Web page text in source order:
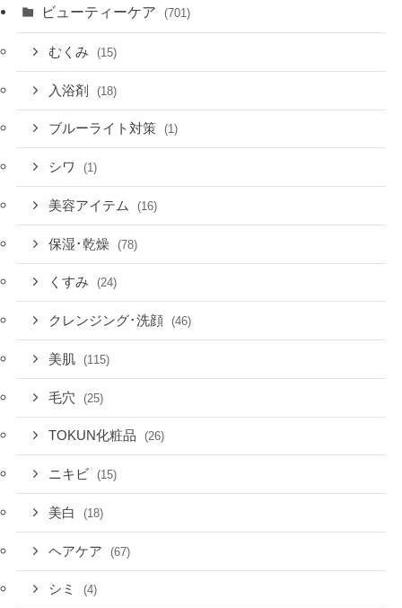
ビューティーケア (701)
むくみ (15)
入浴剤 (18)
ブルーライト対策 (1)
シワ (1)
美容アイテム (16)
保湿･乾燥 (78)
くすみ (24)
クレンジング･洗顔 (46)
美肌 (115)
毛穴 (25)
TOKUN化粧品 (26)
ニキビ (15)
美白 (18)
ヘアケア (67)
シミ (4)